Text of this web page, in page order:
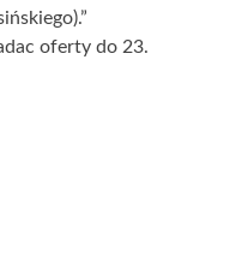
oferty do 23.